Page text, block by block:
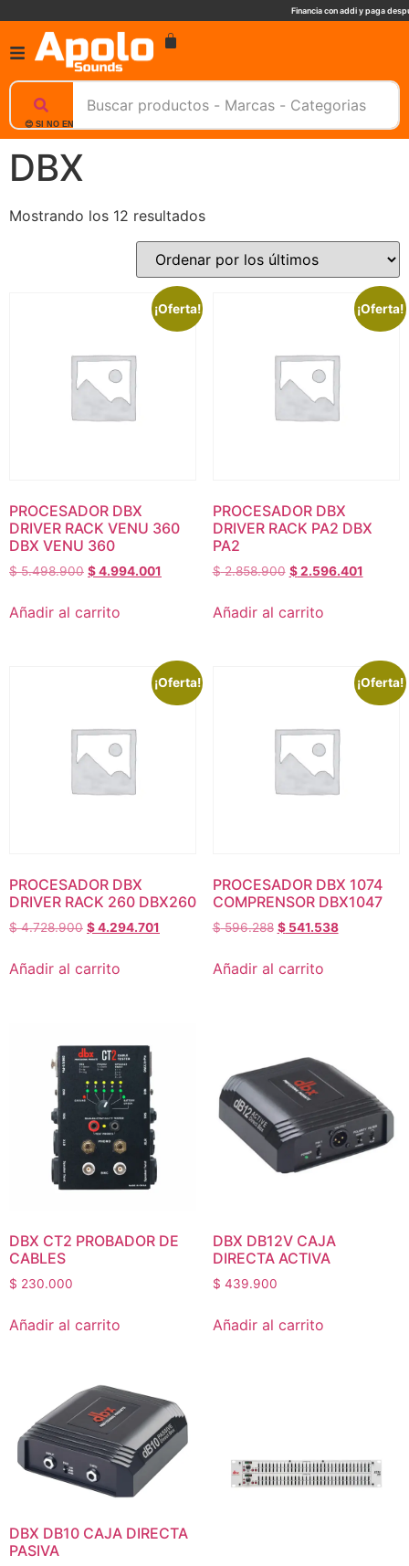
Financia con addi y paga
😊 SI NO ENCUENTRAS UN PRODUCTO, NOSOTROS TE AYUDAMOS, ESCRIBENOS. 📲
DBX
Mostrando los 12 resultados
¡Oferta!
PROCESADOR DBX
DRIVER RACK VENU 360
DBX VENU 360
$5.498.900 $4.994.001
Añadir al carrito
¡Oferta!
PROCESADOR DBX
DRIVER RACK PA2 DBX
PA2
$2.858.900 $2.596.401
Añadir al carrito
¡Oferta!
PROCESADOR DBX
DRIVER RACK 260 DBX260
$4.728.900 $4.294.701
Añadir al carrito
¡Oferta!
PROCESADOR DBX 1074
COMPRENSOR DBX1047
$596.288 $541.538
Añadir al carrito
DBX CT2 PROBADOR DE
CABLES
$ 230.000
Añadir al carrito
DBX DB12V CAJA
DIRECTA ACTIVA
$ 439.900
Añadir al carrito
DBX DB10 CAJA DIRECTA
PASIVA